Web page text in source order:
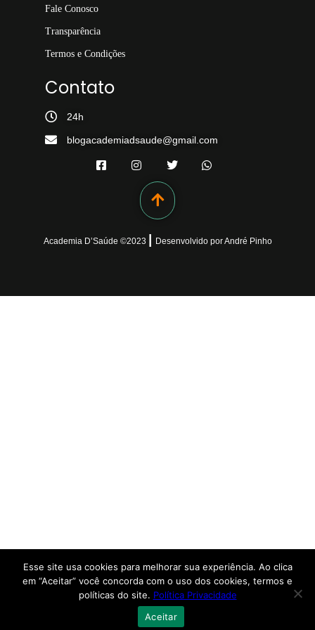
Fale Conosco
Transparência
Termos e Condições
Contato
24h
blogacademiadsaude@gmail.com
Academia D’Saúde ©2023 DesenvolvidoporAndré Pinho
Esse site usa cookies para melhorar sua experiência. Ao clica
em “Aceitar” você concorda com o uso dos cookies, termos e
políticas do site. Política Privacidade
Aceitar